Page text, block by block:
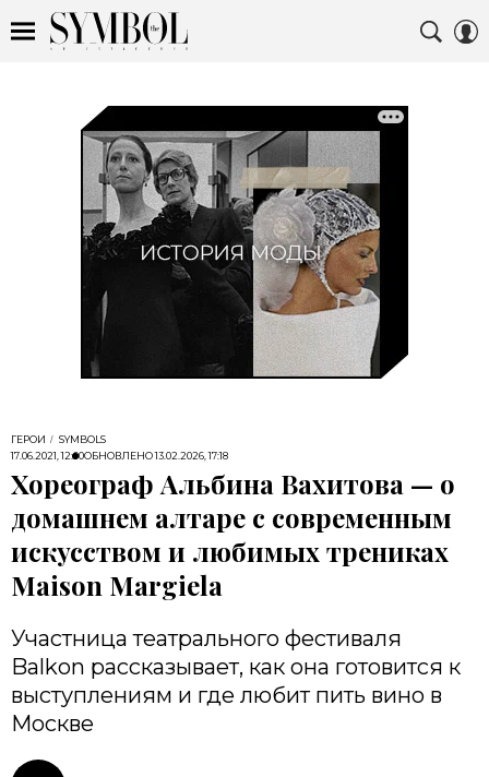
ГЕРОИ
SYMBOLS
17.06.2021, 12:00ОБНОВЛЕНО13.02.2026, 17:18
Хореограф Альбина Вахитова — о
домашнем алтаре с современным
искусством и любимых трениках
Maison Margiela
Участница театрального фестиваля
Balkon рассказывает, как она готовится к
выступлениям и где любит пить вино в
Москве